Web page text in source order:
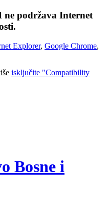
ne podržava Internet
Explorer, Google Chrome,
isključite "Compatibility
Bosne i